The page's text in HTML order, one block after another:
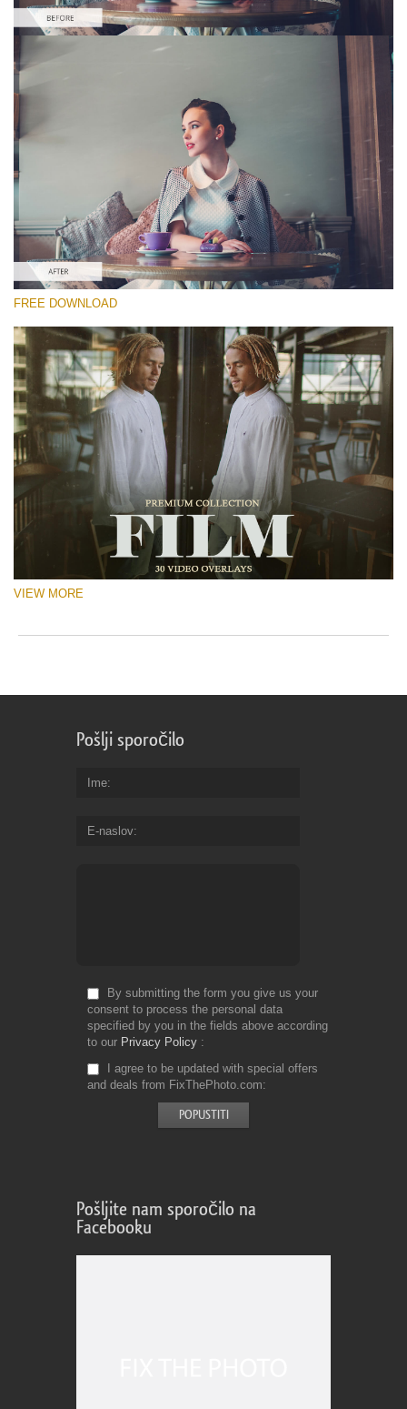
Please select
Free download
FREE DOWNLOAD
VIEW MORE
Pošlji sporočilo
Ime
E-naslov
By submitting the form you give us your
consent to process the personal data
specified by you in the fields above according
to our Privacy Policy
I agree to be updated with special offers
and deals from FixThePhoto.com
Pošljite nam sporočilo na
Facebooku